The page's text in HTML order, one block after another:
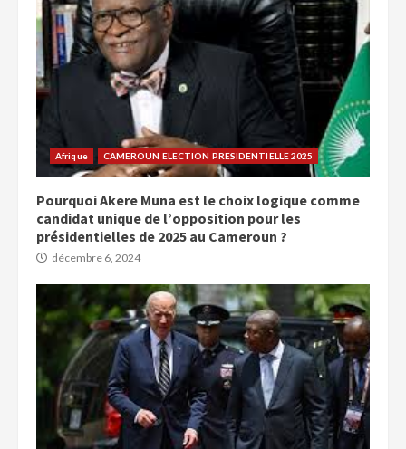
Afrique CAMEROUN ELECTION PRESIDENTIELLE 2025
Pourquoi Akere Muna est le choix logique comme
candidat unique de l’opposition pour les
présidentielles de 2025 au Cameroun ?
décembre 6, 2024